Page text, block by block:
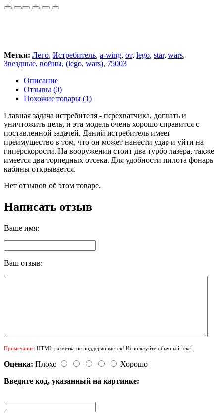
Метки: Лего, Истребитель, a-wing, от, lego, star, wars,
Звездные, войны, (lego, wars), 75003
Описание
Отзывы (0)
Похожие товары (1)
Главная задача истребителя - перехватчика, догнать и
уничтожить цель, и эта модель очень хорошо справится с
поставленной задачей. Даний истребитель имеет
преимущество в том, что он может нанести удар и уйти на
гиперскорости. На вооружении стоит два турбо лазера, также
имеется два торпедных отсека. Для удобности пилота фонарь
кабины открывается.
Нет отзывов об этом товаре.
Написать отзыв
Ваше имя:
Ваш отзыв:
Примечание: HTML разметка не поддерживается! Используйте обычный текст.
Оценка: Плохо
Хорошо
Введите код, указанный на картинке: